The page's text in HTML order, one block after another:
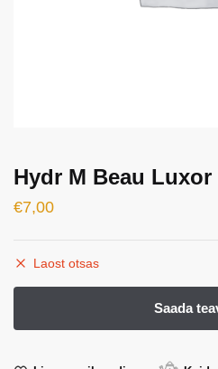
Hydr M Beau Luxor
€7,00
Laost otsas